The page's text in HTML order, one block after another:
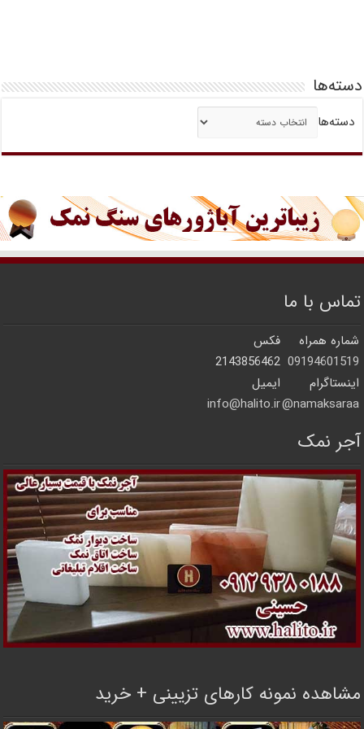
دسته‌ها
دسته‌ها
تماس با ما
شماره همراه
فکس
09194601519
2143856462
اینستاگرام
ایمیل
namaksaraa@
info@halito.ir
آجر نمک
مشاهده نمونه کارهای تزیینی + خرید